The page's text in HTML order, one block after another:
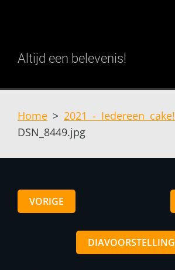
Altijd een belevenis!
Home > 2021 - Iedereen cake!
DSN_8449.jpg
VORIGE
DIAVOORSTELLING